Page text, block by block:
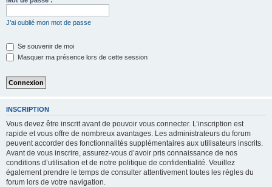
J’ai oublié mon mot de passe
Se souvenir de moi
Masquer ma présence lors de cette session
INSCRIPTION
Vous devez être inscrit avant de pouvoir vous connecter. L’inscription est
rapide et vous offre de nombreux avantages. Les administrateurs du forum
peuvent accorder des fonctionnalités supplémentaires aux utilisateurs inscrits.
Avant de vous inscrire, assurez-vous d’avoir pris connaissance de nos
conditions d’utilisation et de notre politique de confidentialité. Veuillez
également prendre le temps de consulter attentivement toutes les règles du
forum lors de votre navigation.